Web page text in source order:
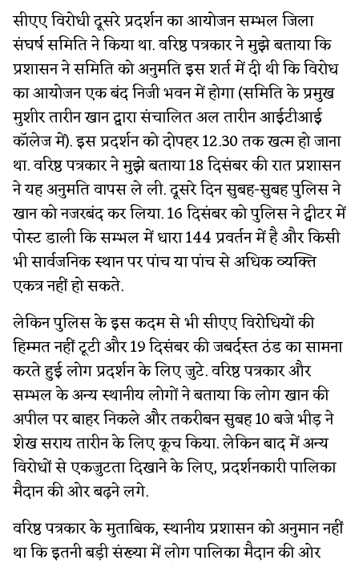
सीएए विरोधी दूसरे प्रदर्शन का आयोजन सम्भल जिला
संघर्ष समिति ने किया था. वरिष्ठ पत्रकार ने मुझे बताया कि
प्रशासन ने समिति को अनुमति इस शर्त में दी थी कि विरोध
का आयोजन एक बंद निजी भवन में होगा (समिति के प्रमुख
मुशीर तारीन खान द्वारा संचालित अल तारीन आईटीआई
कॉलेज में). इस प्रदर्शन को दोपहर 12.30 तक खत्म हो जाना
था. वरिष्ठ पत्रकार ने मुझे बताया 18 दिसंबर की रात प्रशासन
ने यह अनुमति वापस ले ली. दूसरे दिन सुबह-सुबह पुलिस ने
खान को नजरबंद कर लिया. 16 दिसंबर को पुलिस ने ट्वीटर में
पोस्ट डाली कि सम्भल में धारा 144 प्रवर्तन में है और किसी
भी सार्वजनिक स्थान पर पांच या पांच से अधिक व्यक्ति
एकत्र नहीं हो सकते.
लेकिन पुलिस के इस कदम से भी सीएए विरोधियों की
हिम्मत नहीं टूटी और 19 दिसंबर की जबर्दस्त ठंड का सामना
करते हुई लोग प्रदर्शन के लिए जुटे. वरिष्ठ पत्रकार और
सम्भल के अन्य स्थानीय लोगों ने बताया कि लोग खान की
अपील पर बाहर निकले और तकरीबन सुबह 10 बजे भीड़ ने
शेख सराय तारीन के लिए कूच किया. लेकिन बाद में अन्य
विरोधों से एकजुटता दिखाने के लिए, प्रदर्शनकारी पालिका
मैदान की ओर बढ़ने लगे.
वरिष्ठ पत्रकार के मुताबिक, स्थानीय प्रशासन को अनुमान नहीं
था कि इतनी बड़ी संख्या में लोग पालिका मैदान की ओर